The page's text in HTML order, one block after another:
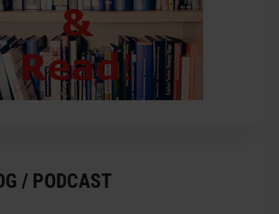
/ PODCAST